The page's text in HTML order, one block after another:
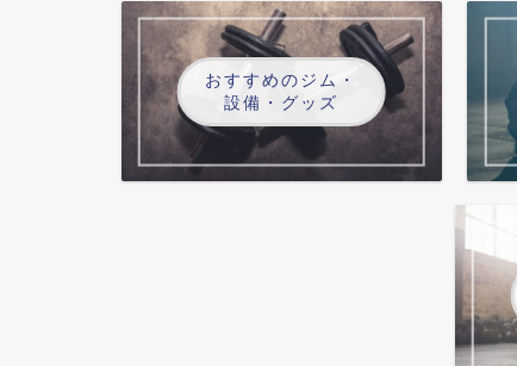
おすすめのジム・
設備・グッズ